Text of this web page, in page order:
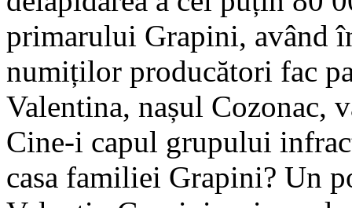
primarului Grapini, având
numiților producători fac
Valentina, nașul Cozonac,
Cine-i capul grupului
casa familiei Grapini? Un